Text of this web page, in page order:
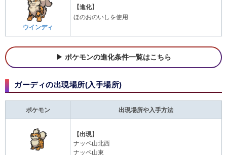
ウインディ
【進化】
ほのおのいしを使用
ポケモンの進化条件一覧はこちら
ガーディの出現場所(入手場所)
ポケモン 出現場所や入手方法
【出現】
ナッペ山北西
ナッペ山東